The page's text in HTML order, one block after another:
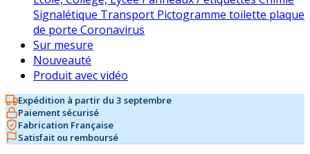
Signalétique Transport Pictogramme toilette plaque
de porte Coronavirus
Sur mesure
Nouveauté
Produit avec vidéo
Expédition à partir du 3 septembre
Paiement sécurisé
Fabrication Française
Satisfait ou remboursé